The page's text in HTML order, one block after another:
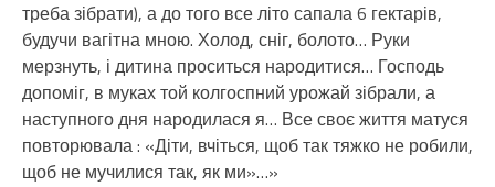
треба зібрати), а до того все літо сапала 6 гектарів,
будучи вагітна мною. Холод, сніг, болото… Руки
мерзнуть, і дитина проситься народитися… Господь
допоміг, в муках той колгоспний урожай зібрали, а
наступного дня народилася я… Все своє життя матуся
повторювала : «Діти, вчіться, щоб так тяжко не робили,
щоб не мучилися так, як ми»…»